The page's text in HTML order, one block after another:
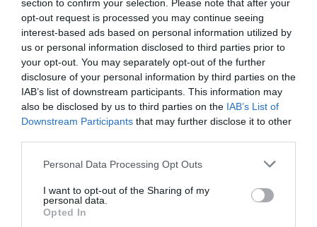
section to confirm your selection. Please note that after your
opt-out request is processed you may continue seeing
interest-based ads based on personal information utilized by
us or personal information disclosed to third parties prior to
your opt-out. You may separately opt-out of the further
disclosure of your personal information by third parties on the
IAB’s list of downstream participants. This information may
also be disclosed by us to third parties on the IAB’s List of
Downstream Participants that may further disclose it to other
Personal Data Processing Opt Outs
I want to opt-out of the Sharing of my
personal data.
Opted In
«Η δημόσια ασφάλεια και η συνεχής πρόσβαση
σε υπηρεσίες “κλειδιά” είναι η προτεραιότητά
μας κατά τη διάρκεια αυτής της δύσκολης
περιόδου. Αναβαθμίζουμε τις μέχρι τώρα
ισχύουσες οδηγίες, έτσι ώστε οι γυναίκες που
χρειάζεται να κάνουν άμβλωση μέχρι τις δέκα
εβδομάδες κύησης και δεν έχουν πρόσβαση σε
κλινική να μπορούν να χρησιμοποιήσουν χάπια
άμβλωσης στο σπίτι. Το μέτρο αυτό θα είναι